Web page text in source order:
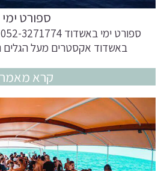
ספורט ימי
באשדוד אקסטרים מעל הגלים
קרא מאמר